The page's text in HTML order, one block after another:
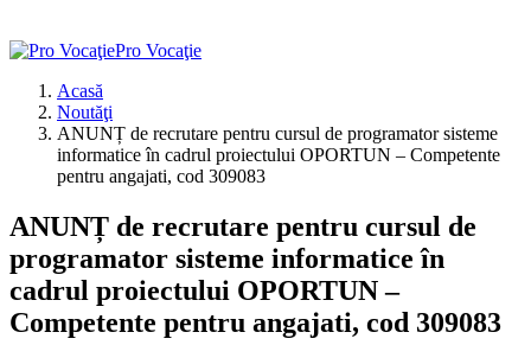
Pro Vocaţie
Acasă
Noutăţi
ANUNȚ de recrutare pentru cursul de programator sisteme
informatice în cadrul proiectului OPORTUN – Competente
pentru angajati, cod 309083
ANUNȚ de recrutare pentru cursul de
programator sisteme informatice în
cadrul proiectului OPORTUN –
Competente pentru angajati, cod 309083